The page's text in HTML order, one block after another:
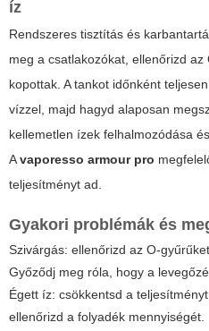
íz
Rendszeres tisztítás és
meg a csatlakozókat, ellenőrizd
kopottak. A tankot időnként
vízzel, majd hagyd alaposan
kellemetlen ízek felhalmozódása
Avaporesso armour pro
teljesítményt ad.
Gyakori problémák és
Szivárgás: ellenőrizd az O-
Győződj meg róla, hogy a
Égett íz: csökkentsd a
ellenőrizd a folyadék mennyiségét.